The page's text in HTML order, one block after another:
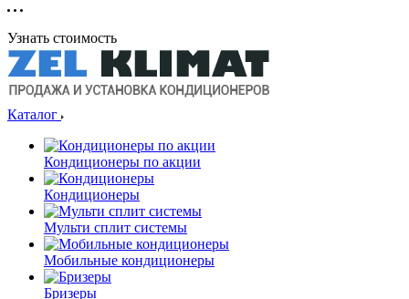
Узнать стоимость
Каталог
Кондиционеры по акции
Кондиционеры
Мульти сплит системы
Мобильные кондиционеры
Бризеры